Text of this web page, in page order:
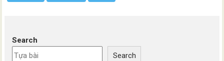
Search
Search